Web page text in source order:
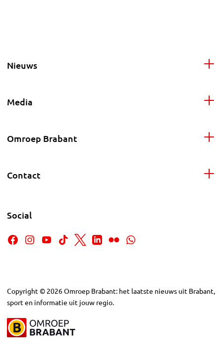
Nieuws
Media
Omroep Brabant
Contact
Social
Copyright © 2026Omroep Brabant: het laatste nieuws uit Brabant,
sport en informatie uit jouw regio.